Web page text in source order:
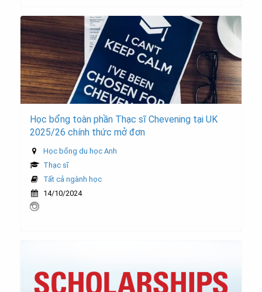
Học bổng toàn phần Thạc sĩ Chevening tại UK
2025/26 chính thức mở đơn
Học bổng du học Anh
Thạc sĩ
Tất cả ngành học
14/10/2024